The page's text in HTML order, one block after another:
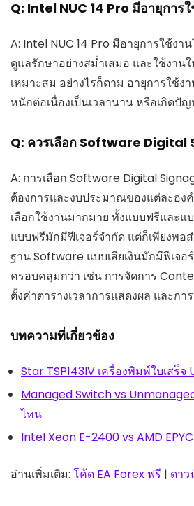
Q: Intel NUC 14 Pro มีอายุการ
A: Intel NUC 14 Pro มีอายุการใช้งา
ดูแลรักษาอย่างสม่ำเสมอ และใช้งาน
เหมาะสม อย่างไรก็ตาม อายุการใช้ง
หนักต่อเนื่องเป็นเวลานาน หรือเกิดปั
Q: ควรเลือก Software Digital
A: การเลือก Software Digital
ต้องการและงบประมาณของแต่ละอง
เลือกใช้งานมากมาย ทั้งแบบฟรีและแ
แบบฟรีมักมีฟีเจอร์จำกัด แต่ก็เพียงพอ
ฐาน Software แบบเสียเงินมักมีฟีเจ
ครอบคลุมกว่า เช่น การจัดการ
ตั้งค่าตารางเวลาการแสดงผล และกา
บทความที่เกี่ยวข้อง
Star TSP143IV เครื่องพิมพ์ใบเสร็จ
Managed Switch vs
ไหน
Intel Xeon E-2400 vs AMD
อ่านเพิ่มเติม: โค้ด EA Forex ฟรี | ดาว